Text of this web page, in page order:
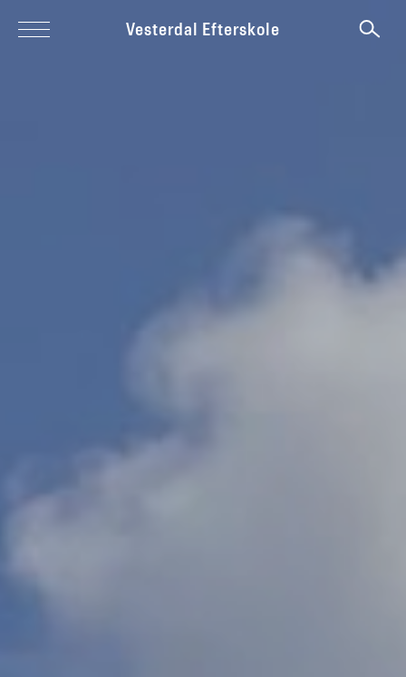
Vesterdal Efterskole